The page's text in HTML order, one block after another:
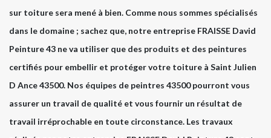
sur toiture sera mené à bien. Comme nous sommes spécialisés
dans le domaine ; sachez que, notre entreprise FRAISSE David
Peinture 43 ne va utiliser que des produits et des peintures
certifiés pour embellir et protéger votre toiture à Saint Julien
D Ance 43500. Nos équipes de peintres 43500 pourront vous
assurer un travail de qualité et vous fournir un résultat de
travail irréprochable en toute circonstance. Les travaux